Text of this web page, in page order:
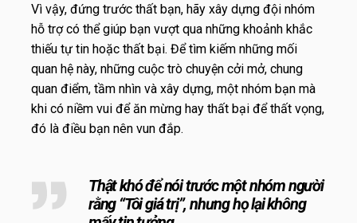
Vì vậy, đứng trước thất bạn, hãy xây dựng đội nhóm
hỗ trợ có thể giúp bạn vượt qua những khoảnh khắc
thiếu tự tin hoặc thất bại. Để tìm kiếm những mối
quan hệ này, những cuộc trò chuyện cởi mở, chung
quan điểm, tầm nhìn và xây dựng, một nhóm bạn mà
khi có niềm vui để ăn mừng hay thất bại để thất vọng,
đó là điều bạn nên vun đắp.
Thật khó để nói trước một nhóm người
rằng “Tôi giá trị”, nhưng họ lại không